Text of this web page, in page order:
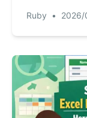
primero con
un agente
Ruby • 2026/